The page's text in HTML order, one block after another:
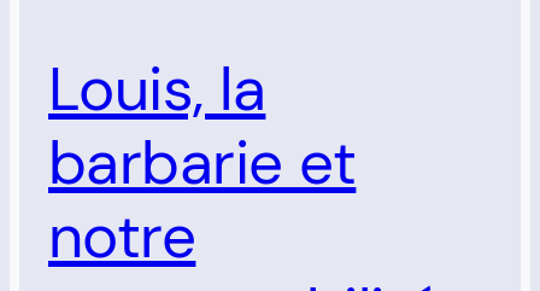
Louis, la
barbarie et
notre